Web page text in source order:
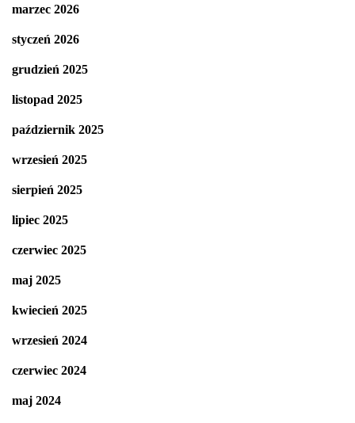
marzec 2026
styczeń 2026
grudzień 2025
listopad 2025
październik 2025
wrzesień 2025
sierpień 2025
lipiec 2025
czerwiec 2025
maj 2025
kwiecień 2025
wrzesień 2024
czerwiec 2024
maj 2024